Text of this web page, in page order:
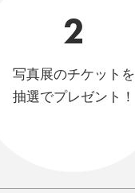
2
写真展のチケットを
抽選でプレゼント！